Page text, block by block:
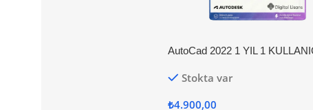
AutoCad 2022 1 YIL 1
Stokta var
₺4.900,00